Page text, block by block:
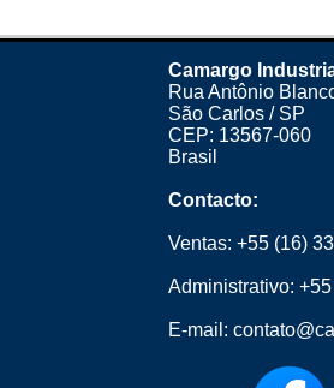
Camargo
Rua Antônio
São Carlos / SP
CEP: 13567-060
Brasil
Contacto:
Ventas: +55 (16)
Administrativo:
E-mail: